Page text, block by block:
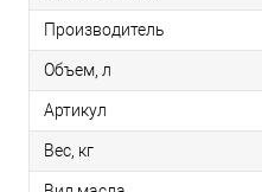
Производитель
Объем, л
Артикул
Вес, кг